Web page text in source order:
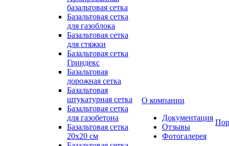
базальтовая сетка
Базальтовая сетка
для газоблока
Базальтовая сетка
для стяжки
Базальтовая сетка
Гриндекс
Базальтовая
дорожная сетка
Базальтовая
штукатурная сетка
Базальтовая сетка
для газобетона
Базальтовая сетка
20x20 см
О компании
Документация
Отзывы
Фотогалерея